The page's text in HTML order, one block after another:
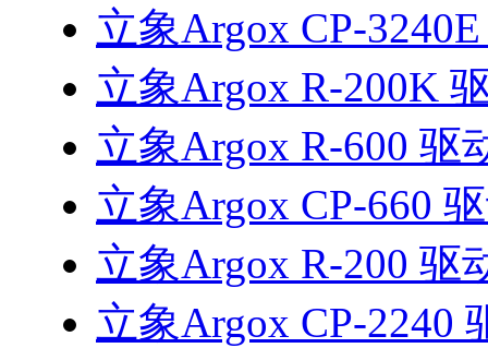
立象Argox CP-
立象Argox R-200K
立象Argox R-600 驱
立象Argox CP-660
立象Argox R-200 驱
立象Argox CP-2240